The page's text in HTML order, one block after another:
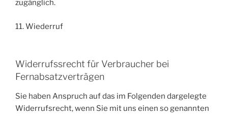
zugänglich.
11. Wiederruf
Widerrufssrecht für Verbraucher bei
Fernabsatzverträgen
Sie haben Anspruch auf das im Folgenden dargelegte
Widerrufsrecht, wenn Sie mit uns einen so genannten